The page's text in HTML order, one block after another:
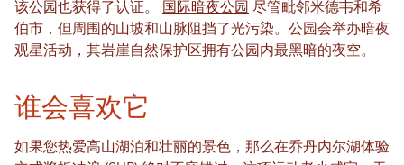
该公园也获得了认证。 国际暗夜公园 尽管毗邻米德韦和希
伯市，但周围的山坡和山脉阻挡了光污染。公园会举办暗夜
观星活动，其岩崖自然保护区拥有公园内最黑暗的夜空。
谁会喜欢它
如果您热爱高山湖泊和壮丽的景色，那么在乔丹内尔湖体验